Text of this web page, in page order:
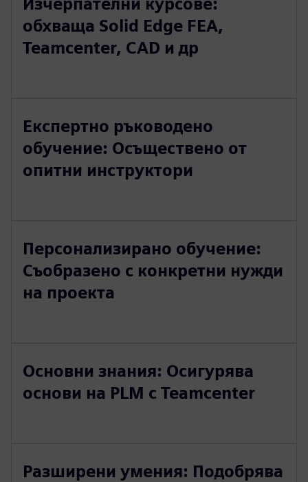
обхваща Solid Edge FEA,
Teamcenter, CAD и др
Експертно ръководено
обучение: Осъществено от
опитни инструктори
Персонализирано обучение:
Съобразено с конкретни нужди
на проекта
Основни знания: Осигурява
основи на PLM с Teamcenter
Разширени умения: Подобрява